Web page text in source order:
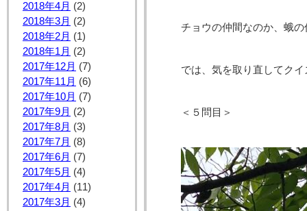
2018年4月 (2)
2018年3月 (2)
2018年2月 (1)
2018年1月 (2)
2017年12月 (7)
2017年11月 (6)
2017年10月 (7)
2017年9月 (2)
2017年8月 (3)
2017年7月 (8)
2017年6月 (7)
2017年5月 (4)
2017年4月 (11)
2017年3月 (4)
チョウの仲間なのか、
では、気を取り直してク
＜５問目